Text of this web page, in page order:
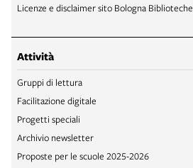
Licenze e disclaimer sito Bologna Biblioteche
Attività
Gruppi di lettura
Facilitazione digitale
Progetti speciali
Archivio newsletter
Proposte per le scuole 2025-2026